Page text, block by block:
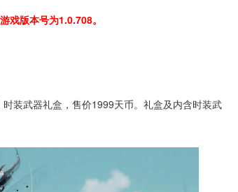
戏版本号为1.0.708。
装武器礼盒，售价1999天币。礼盒及内含时装武